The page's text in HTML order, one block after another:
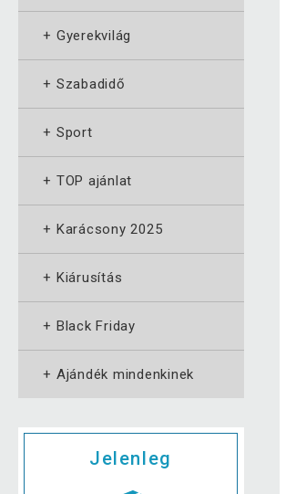
+ Gyerekvilág
+ Szabadidő
+ Sport
+ TOP ajánlat
+ Karácsony 2025
+ Kiárusítás
+ Black Friday
+ Ajándék mindenkinek
Jelenleg